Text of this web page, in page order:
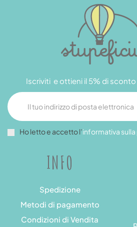
INFO
Spedizione
Metodi di pagamento
Condizioni di Vendita
Iscriviti e ottieni il 5% di
Ho letto e accetto l’informativa